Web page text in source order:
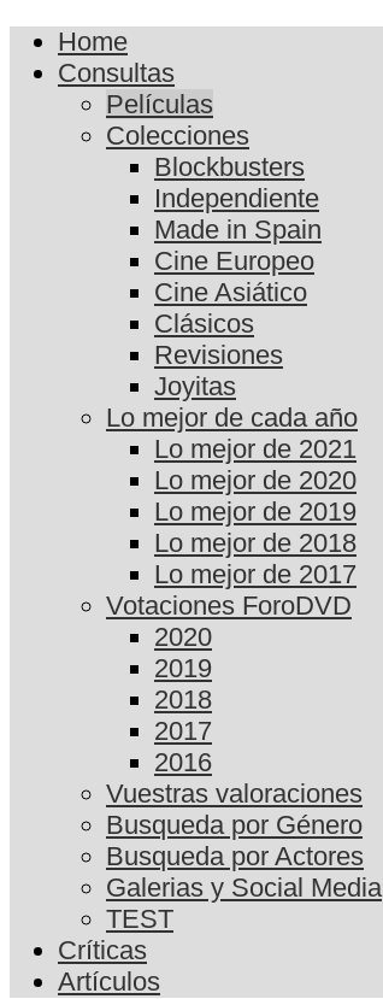
Home
Consultas
Películas
Colecciones
Blockbusters
Independiente
Made in Spain
Cine Europeo
Cine Asiático
Clásicos
Revisiones
Joyitas
Lo mejor de cada año
Lo mejor de 2021
Lo mejor de 2020
Lo mejor de 2019
Lo mejor de 2018
Lo mejor de 2017
Votaciones ForoDVD
2020
2019
2018
2017
2016
Vuestras valoraciones
Busqueda por Género
Busqueda por Actores
Galerias y Social Media
TEST
Críticas
Artículos